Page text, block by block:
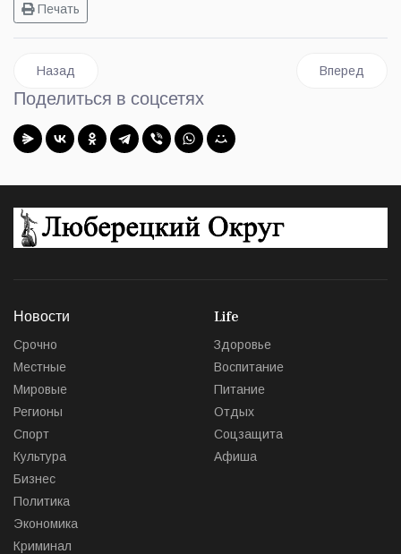
Печать
Предыдущий: Строевой смотр проведён в МУ МВД России
Назад Следующий:
Вперед
Поделиться в соцсетях
Новости
Срочно
Местные
Мировые
Регионы
Спорт
Культура
Бизнес
Политика
Экономика
Криминал
Life
Здоровье
Воспитание
Питание
Отдых
Соцзащита
Афиша